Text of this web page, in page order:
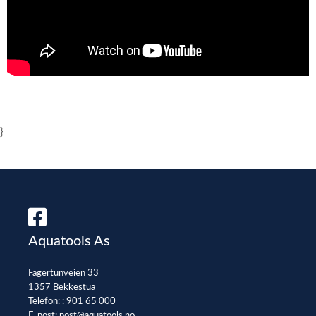
}
Aquatools As
Fagertunveien 33
1357 Bekkestua
Telefon: : 901 65 000